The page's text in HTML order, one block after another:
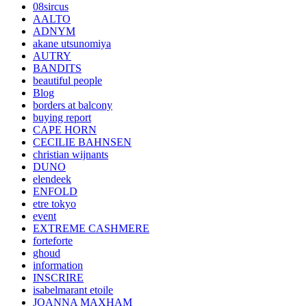
08sircus
AALTO
ADNYM
akane utsunomiya
AUTRY
BANDITS
beautiful people
Blog
borders at balcony
buying report
CAPE HORN
CECILIE BAHNSEN
christian wijnants
DUNO
elendeek
ENFOLD
etre tokyo
event
EXTREME CASHMERE
forteforte
ghoud
information
INSCRIRE
isabelmarant etoile
JOANNA MAXHAM